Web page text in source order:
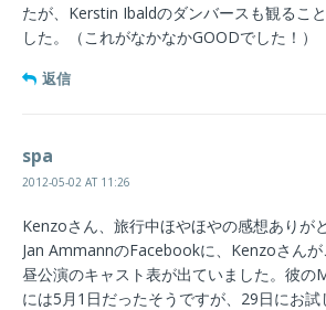
たが、Kerstin Ibaldのダンバースも観るこ
した。（これがなかなかGOODでした！）
返信
spa
2012-05-02 AT 11:26
Kenzoさん、旅行中ほやほやの感想ありが
Jan AmmannのFacebookに、Kenzoさん
昼公演のキャスト表が出ていました。彼の
には5月1日だったそうですが、29日にお試